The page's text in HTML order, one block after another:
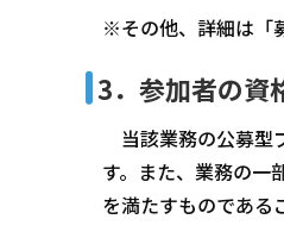
※その他、詳細は「
3．参加者の資
当該業務の公募型
す。また、業務の一
を満たすものである